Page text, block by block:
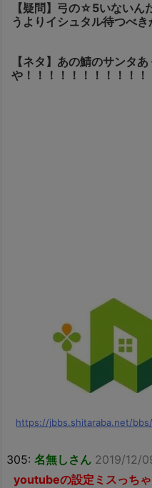
【疑問】弓の☆5いないん
うよりイシュタル待つべき
【ネタ】あの鯖のサンタ
や！！！！！！！！！！！
https://jbbs.shitaraba.net/
305: 名無しさん 2019/12/
youtubeの設定ミスっち